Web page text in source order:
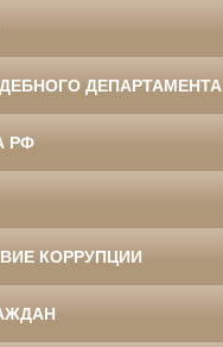
ДЕПАРТАМЕНТА
РФ
КОРРУПЦИИ